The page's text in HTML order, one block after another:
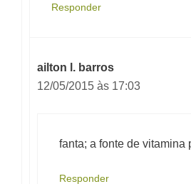
Responder
ailton l. barros
12/05/2015 às 17:03
fanta; a fonte de vitamina
Responder